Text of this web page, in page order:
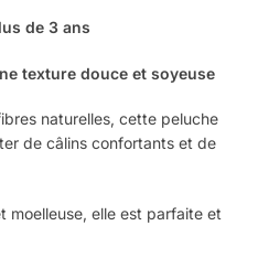
de 3 ans
texture douce et soyeuse
naturelles, cette peluche
de câlins confortants et de
moelleuse, elle est parfaite et